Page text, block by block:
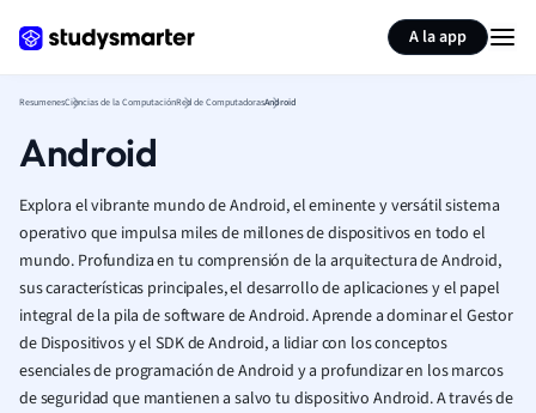
A la app
ResumenesCiencias de la ComputaciónRed de ComputadorasAndroid
Android
Explora el vibrante mundo de Android, el eminente y versátil sistema
operativo que impulsa miles de millones de dispositivos en todo el
mundo. Profundiza en tu comprensión de la arquitectura de Android,
sus características principales, el desarrollo de aplicaciones y el papel
integral de la pila de software de Android. Aprende a dominar el Gestor
de Dispositivos y el SDK de Android, a lidiar con los conceptos
esenciales de programación de Android y a profundizar en los marcos
de seguridad que mantienen a salvo tu dispositivo Android. A través de
Resumir página